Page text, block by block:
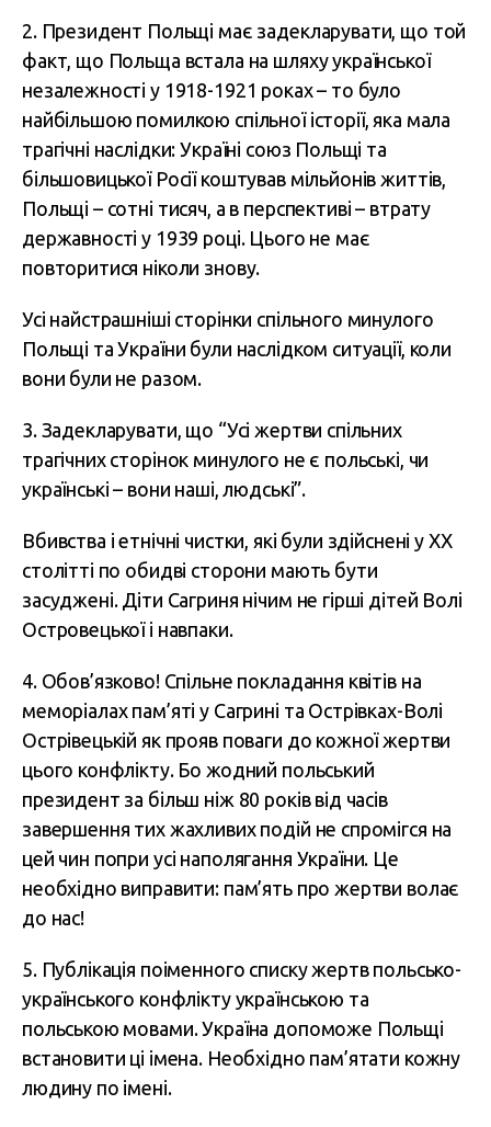
2. Президент Польщі має задекларувати, що той
факт, що Польща встала на шляху української
незалежності у 1918-1921 роках – то було
найбільшою помилкою спільної історії, яка мала
трагічні наслідки: Україні союз Польщі та
більшовицької Росії коштував мільйонів життів,
Польщі – сотні тисяч, а в перспективі – втрату
державності у 1939 році. Цього не має
повторитися ніколи знову.
Усі найстрашніші сторінки спільного минулого
Польщі та України були наслідком ситуації, коли
вони були не разом.
3. Задекларувати, що “Усі жертви спільних
трагічних сторінок минулого не є польські, чи
українські – вони наші, людські”.
Вбивства і етнічні чистки, які були здійснені у ХХ
столітті по обидві сторони мають бути
засуджені. Діти Сагриня нічим не гірші дітей Волі
Островецької і навпаки.
4. Обов’язково! Спільне покладання квітів на
меморіалах пам’яті у Сагрині та Острівках-Волі
Острівецькій як прояв поваги до кожної жертви
цього конфлікту. Бо жодний польський
президент за більш ніж 80 років від часів
завершення тих жахливих подій не спромігся на
цей чин попри усі наполягання України. Це
необхідно виправити: пам’ять про жертви волає
до нас!
5. Публікація поіменного списку жертв польсько-
українського конфлікту українською та
польською мовами. Україна допоможе Польщі
встановити ці імена. Необхідно пам’ятати кожну
людину по імені.